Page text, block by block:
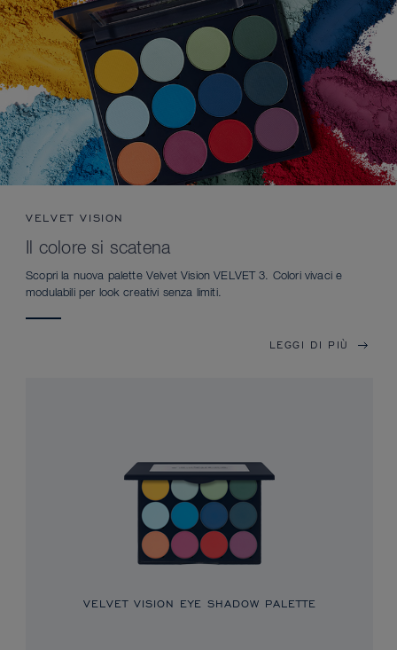
VELVET VISION
Il colore si scatena
Scopri la nuova palette Velvet Vision VELVET 3. Colori vivaci e
modulabili per look creativi senza limiti.
LEGGI DI PIÙ
VELVET VISION EYE SHADOW PALETTE